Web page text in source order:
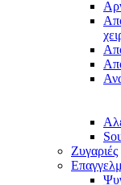
Ζυγαριές